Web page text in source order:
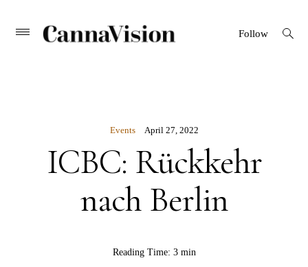
Skip Primary
Menu
CANNAVISION
Follow
open
search
Events April 27, 2022
ICBC: Rückkehr
nach Berlin
Reading Time: 3 min